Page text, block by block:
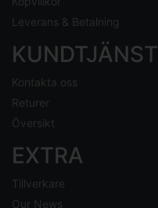
Leverans & Betalning
KUNDTJÄNST
Kontakta oss
Returer
Översikt
EXTRA
Tillverkare
Our News